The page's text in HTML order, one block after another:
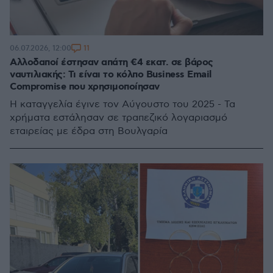
Αλλοδαποί έστησαν απάτη €4 εκατ. σε βάρος
ναυτιλιακής: Τι είναι το κόλπο Business Email
Compromise που χρησιμοποίησαν
Η καταγγελία έγινε τον Αύγουστο του 2025 - Τα
χρήματα εστάλησαν σε τραπεζικό λογαριασμό
εταιρείας με έδρα στη Βουλγαρία
06.07.2026, 12:00 11